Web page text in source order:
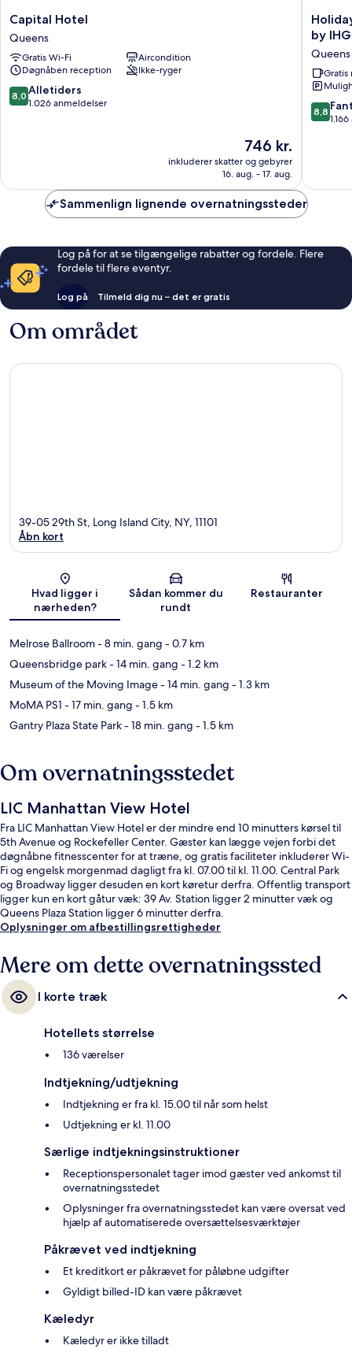
Capital
Hotel
Queens
Capital Hotel
Queens
Gratis Wi-Fi
Aircondition
Døgnåben reception
Ikke-ryger
8.0
ud
8,0 Alletiders
1.026 anmeldelser
Prisen
746 kr.
746 kr.
inkluderer skatter og gebyrer
16. aug. - 17. aug.
Holiday
Inn
Express
Long
Island
City
E
New
by IHG
Queens
Gratis
8.8
ud
8,8
Sammenlign lignende overnatningssteder
Log på for at se tilgængelige rabatter og fordele. Flere
fordele til flere eventyr.
Log på Tilmeld dig nu – det er gratis
Om området
Kort
39-05 29th St, Long Island City, NY, 11101
Åbn kort
Hvad ligger i
nærheden?
Sådan kommer du
rundt
Restauranter
Melrose Ballroom- 8 min. gang - 0.7 km
Queensbridge park- 14 min. gang - 1.2 km
Museum of the Moving Image- 14 min. gang - 1.3 km
MoMA PS1 - 17 min. gang - 1.5 km
Gantry Plaza State Park- 18 min. gang - 1.5 km
Om overnatningsstedet
LIC Manhattan View Hotel
Fra LIC Manhattan View Hotel er der mindre end 10 minutters kørsel til
5th Avenue og Rockefeller Center. Gæster kan lægge vejen forbi det
døgnåbne fitnesscenter for at træne, og gratis faciliteter inkluderer Wi-
Fi og engelsk morgenmad dagligt fra kl. 07.00 til kl. 11.00. Central Park
og Broadway ligger desuden en kort køretur derfra. Offentlig transport
ligger kun en kort gåtur væk: 39 Av. Station ligger 2 minutter væk og
Queens Plaza Station ligger 6 minutter derfra.
Oplysninger om afbestillingsrettigheder
Mere om dette overnatningssted
I korte træk
Hotellets størrelse
136 værelser
Indtjekning/udtjekning
Indtjekning er fra kl. 15.00 til når som helst
Udtjekning er kl. 11.00
Særlige indtjekningsinstruktioner
Receptionspersonalet tager imod gæster ved ankomst til
overnatningsstedet
Oplysninger fra overnatningsstedet kan være oversat ved
hjælp af automatiserede oversættelsesværktøjer
Påkrævet ved indtjekning
Et kreditkort er påkrævet for påløbne udgifter
Gyldigt billed-ID kan være påkrævet
Kæledyr
Kæledyr er ikke tilladt